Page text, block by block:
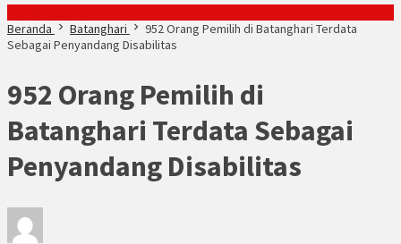
Beranda
Batanghari
952 Orang Pemilih di Batanghari Terdata
Sebagai Penyandang Disabilitas
952 Orang Pemilih di
Batanghari Terdata Sebagai
Penyandang Disabilitas